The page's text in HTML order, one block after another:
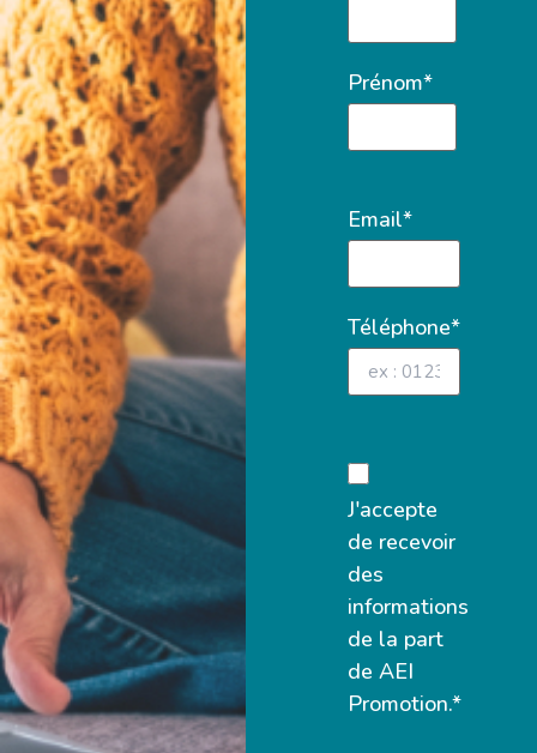
Prénom*
Email*
Téléphone*
J'accepte
de recevoir
des
informations
de la part
de AEI
Promotion.*